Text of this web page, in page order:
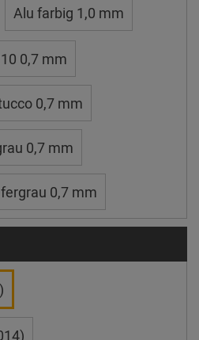
Alu farbig 1,0 mm
0,7 mm
0,7 mm
0,7 mm
0,7 mm